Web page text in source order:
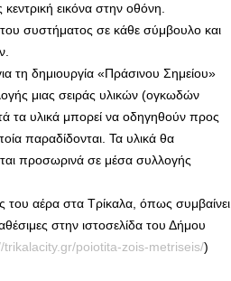
εικόνα στην οθόνη.
του συστήματος σε κάθε σύμβουλο και
τη δημιουργία «Πράσινου Σημείου»
μιας σειράς υλικών (ογκωδών
τα υλικά μπορεί να οδηγηθούν προς
παραδίδονται. Τα υλικά θα
προσωρινά σε μέσα συλλογής
του αέρα στα Τρίκαλα, όπως συμβαίνει
στην ιστοσελίδα του Δήμου
trikalacity.gr/poiotita-zois-metriseis/)